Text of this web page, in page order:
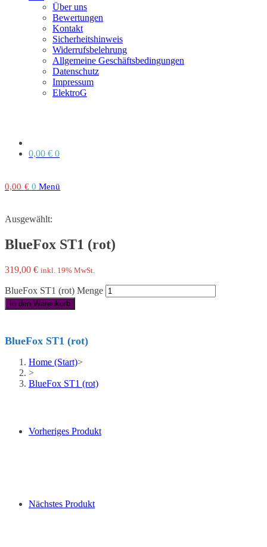
Über uns
Bewertungen
Kontakt
Sicherheitshinweis
Widerrufsbelehrung
Allgemeine Geschäftsbedingungen
Datenschutz
Impressum
ElektroG
0,00 € 0
0,00 € 0 Menü
Ausgewählt:
BlueFox ST1 (rot)
319,00 € inkl. 19% MwSt.
BlueFox ST1 (rot) Menge
In den Warenkorb
BlueFox ST1 (rot)
Home (Start)>
>
BlueFox ST1 (rot)
Vorheriges Produkt
Nächstes Produkt